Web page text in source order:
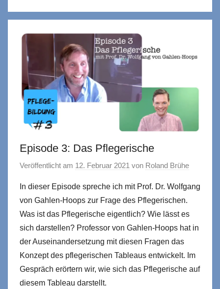
Episode 3: Das Pflegerische
Veröffentlicht am 12. Februar 2021 von Roland Brühe
In dieser Episode spreche ich mit Prof. Dr. Wolfgang
von Gahlen-Hoops zur Frage des Pflegerischen.
Was ist das Pflegerische eigentlich? Wie lässt es
sich darstellen? Professor von Gahlen-Hoops hat in
der Auseinandersetzung mit diesen Fragen das
Konzept des pflegerischen Tableaus entwickelt. Im
Gespräch erörtern wir, wie sich das Pflegerische auf
diesem Tableau darstellt.